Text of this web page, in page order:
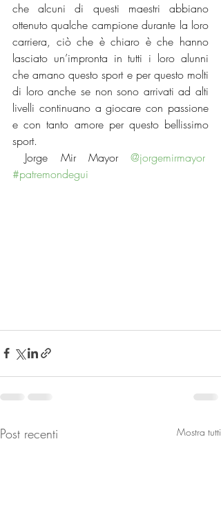
che alcuni di questi maestri abbiano
ottenuto qualche campione durante la loro
carriera, ciò che è chiaro è che hanno
lasciato un’impronta in tutti i loro alunni
che amano questo sport e per questo molti
di loro anche se non sono arrivati ad alti
livelli continuano a giocare con passione
e con tanto amore per questo bellissimo
sport.
Jorge Mir Mayor @jorgemirmayor
#patremondegui
Post recenti Mostra tutti